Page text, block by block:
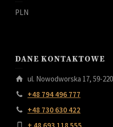
PLN
DANE KONTAKTOWE
ul. Nowodworska 17, 59-
+48 794 496 777
+48 730 630 422